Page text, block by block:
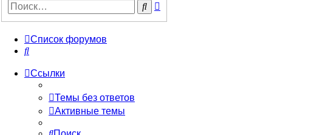
Поиск
Список форумов
Поиск
Ссылки
Темы без ответов
Активные темы